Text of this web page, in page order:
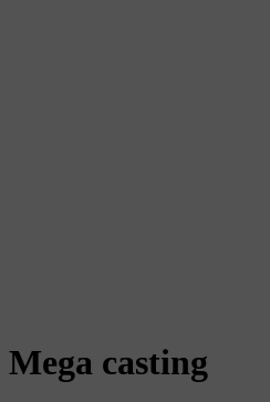
Mega casting